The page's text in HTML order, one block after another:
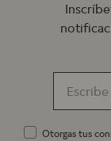
Otorgas tus